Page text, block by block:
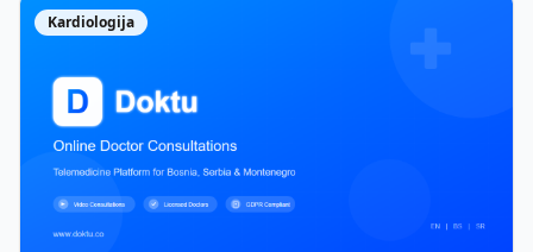
Kardiologija